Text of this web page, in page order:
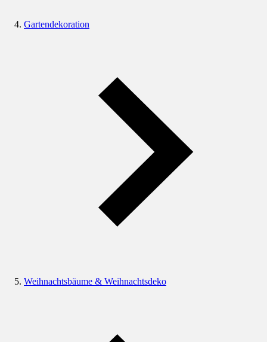
Gartendekoration
Weihnachtsbäume & Weihnachtsdeko